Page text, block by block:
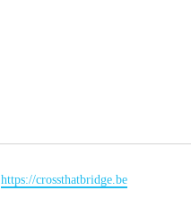
W
https://crossthatbridge.be